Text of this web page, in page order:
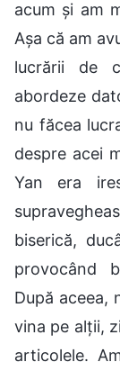
acum și am
Așa că am
lucrării de
abordeze
nu făcea
despre acei
Yan era
biserică,
provocând
După aceea,
vina pe alții,
articolele.